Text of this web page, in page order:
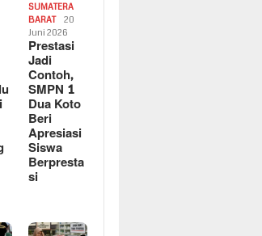
SUMATERA
BARAT
20
Juni 2026
Prestasi
Jadi
Contoh,
SMPN 1
Dua Koto
Beri
Apresiasi
Siswa
Berpresta
si